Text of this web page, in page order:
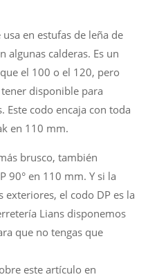
en estufas de leña de
algunas calderas. Es un
el 100 o el 120, pero
disponible para
Este codo encaja con toda
en 110 mm.
brusco, también
90° en 110 mm. Y si la
el codo DP es la
Lians disponemos
que no tengas que
este artículo en